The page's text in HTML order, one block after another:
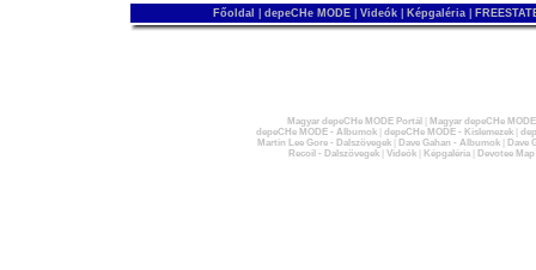
Főoldal depeCHe MODE Videók Képgaléria
Magyar depeCHe MODE Portál
Magyar depeCHe
depeCHe MODE - Albumok| depeCHe MODE - Kislemezek|
Martin Lee Gore - Dalszövegek| Dave Gahan - Albumok|
Dave
Recoil - Dalszövegek| Videók| Képgaléria| Devotee Map